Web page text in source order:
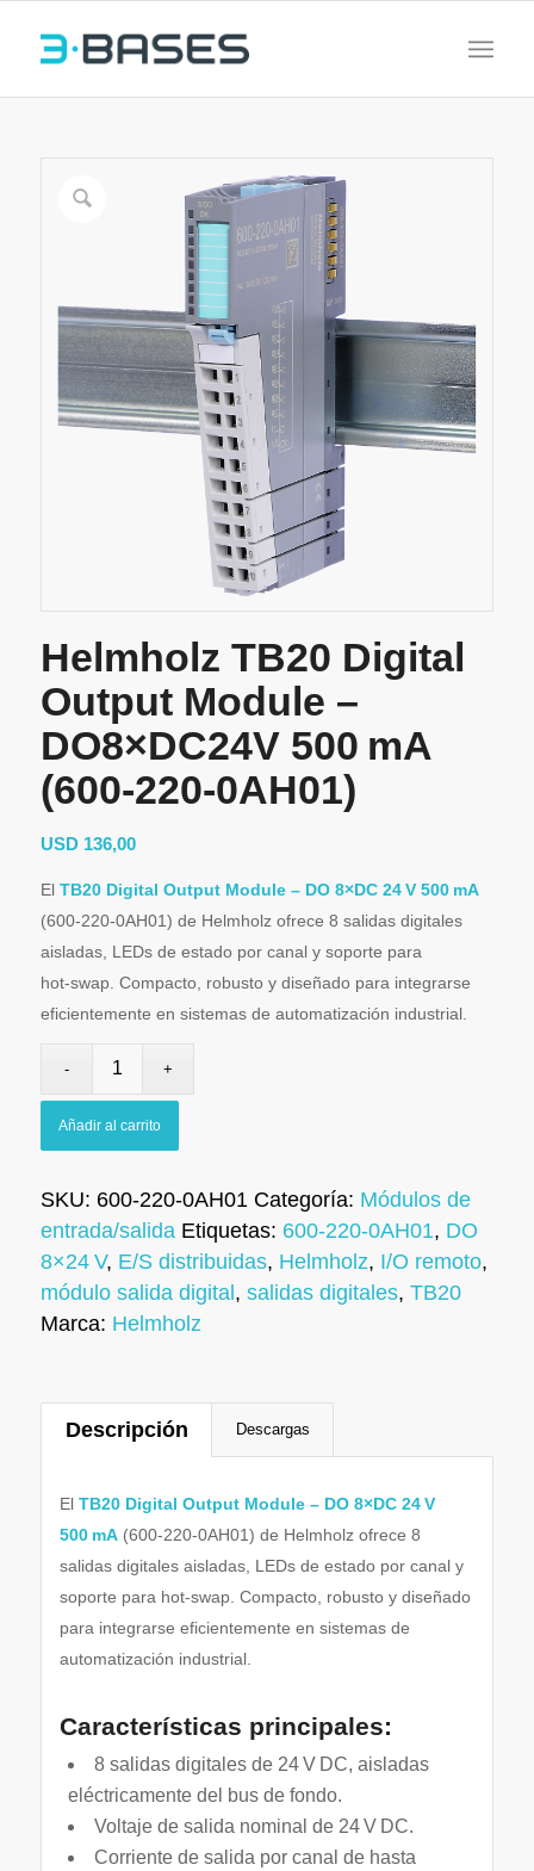
Helmholz TB20 Digital
Output Module –
DO8×DC24V 500 mA
(600‑220‑0AH01)
USD136,00
El TB20 Digital Output Module – DO 8×DC 24 V 500 mA
(600‑220‑0AH01) de Helmholz ofrece 8 salidas digitales
aisladas, LEDs de estado por canal y soporte para
hot‑swap. Compacto, robusto y diseñado para integrarse
eficientemente en sistemas de automatización industrial.
Añadir al carrito
SKU: 600-220-0AH01 Categoría: Módulos de
entrada/salida Etiquetas: 600‑220‑0AH01, DO
8×24 V, E/S distribuidas, Helmholz, I/O remoto,
módulo salida digital, salidas digitales, TB20
Marca: Helmholz
Descripción Descargas
El TB20 Digital Output Module – DO 8×DC 24 V
500 mA(600‑220‑0AH01) de Helmholz ofrece 8
salidas digitales aisladas, LEDs de estado por canal y
soporte para hot‑swap. Compacto, robusto y diseñado
para integrarse eficientemente en sistemas de
automatización industrial.
Características principales:
8 salidas digitales de 24 V DC, aisladas
eléctricamente del bus de fondo.
Voltaje de salida nominal de 24 V DC.
Corriente de salida por canal de hasta